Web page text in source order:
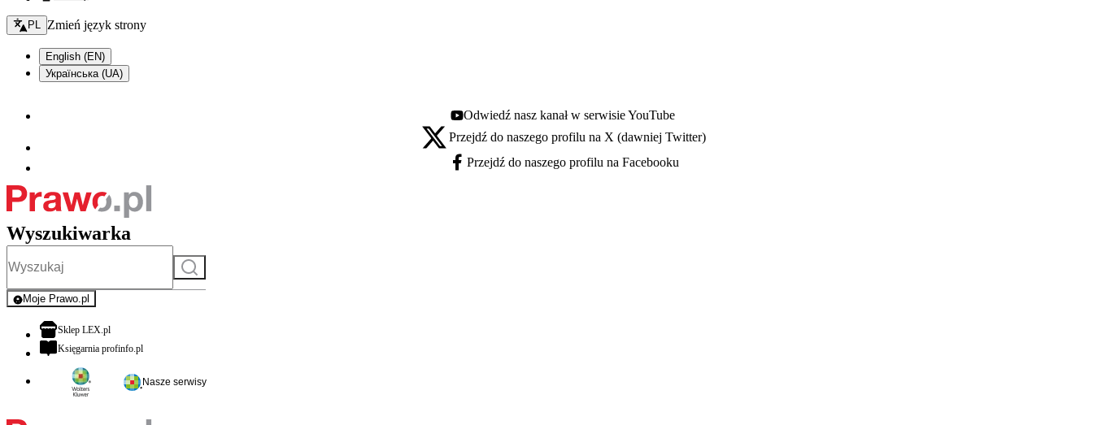
Zmień język - bieżący:
PL Zmień język strony
English (EN)
Українська (UA)
Youtube - otwiera się w nowej karcie
Odwiedź nasz kanał w serwisie YouTube
X - otwiera się w nowej karcie
Przejdź do naszego profilu na X (dawniej Twitter)
Facebook - otwiera się w nowej karcie
Przejdź do naszego profilu na Facebooku
Wyszukiwarka
Szukaj
Moje Prawo.pl
- rejestracja i logowanie do serwisu
Sklep LEX.plotwiera się w nowej karcie
Księgarnia profinfo.plotwiera się w nowej karcie
Nasze serwisy